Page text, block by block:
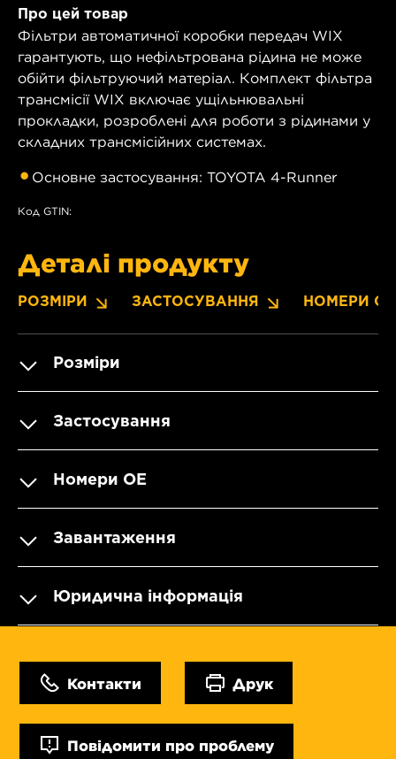
Про цей товар
Фільтри автоматичної коробки передач WIX
гарантують, що нефільтрована рідина не може
обійти фільтруючий матеріал. Комплект фільтра
трансмісії WIX включає ущільнювальні
прокладки, розроблені для роботи з рідинами у
складних трансмісійних системах.
Основне застосування: TOYOTA 4-Runner
Код GTIN:
Деталі продукту
РОЗМІРИ ЗАСТОСУВАННЯ НОМЕРИ OE
Розміри
Застосування
Номери OE
Завантаження
Юридична інформація
Контакти Друк
Повідомити про проблему